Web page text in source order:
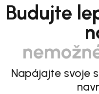
Budujte
Napájajte svoje